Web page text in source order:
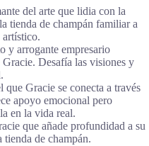
del arte que lidia con la
tienda de champán familiar a
artístico.
y arrogante empresario
Desafía las visiones y
Gracie se conecta a través
apoyo emocional pero
en la vida real.
que añade profundidad a su
tienda de champán.